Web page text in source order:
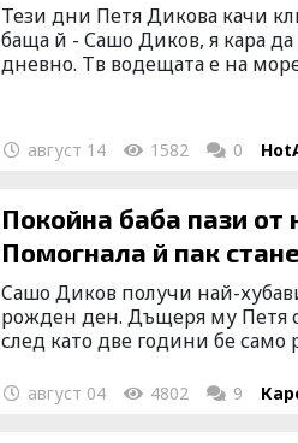
Тези дни Петя Дикова качи
баща й - Сашо Диков, я кара
дневно. Тв водещата е на
август 14 1582 0
Покойна баба пази
Помогнала й пак
Cашо Диков получи най-
рожден ден. Дъщеря му Петя
след като две години бе само
август 04 4802 9